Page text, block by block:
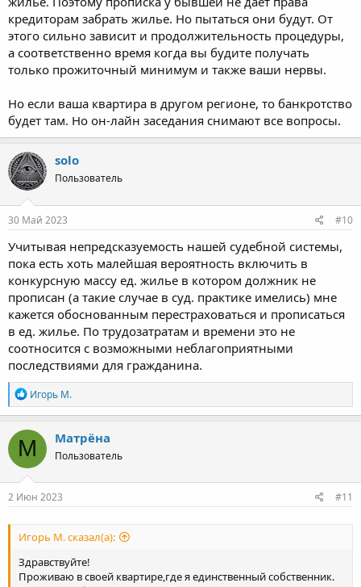
кредиторам забрать жилье. Но пытаться они будут. От
этого сильно зависит и продолжительность процедуры,
а соответственно время когда вы будите получать
только прожиточный минимум и также ваши нервы.
Но если ваша квартира в другом регионе, то банкротство
будет там. Но он-лайн заседания снимают все вопросы.
solo
Пользователь
30 Май 2023 #10
Учитывая непредсказуемость нашей судебной системы,
пока есть хоть малейшая вероятность включить в
конкурсную массу ед. жилье в котором должник не
прописан (а такие случае в суд. практике имелись) мне
кажется обоснованным перестраховаться и прописаться
в ед. жилье. По трудозатратам и времени это не
соотносится с возможными неблагоприятными
последствиями для гражданина.
Р
е
а
к
ц
и
и
:
Игорь М.
М Матрёна
Пользователь
2 Июн 2023 #11
Игорь М. сказал(а):
Здравствуйте!
Проживаю в своей квартире,где я единственный собственник.